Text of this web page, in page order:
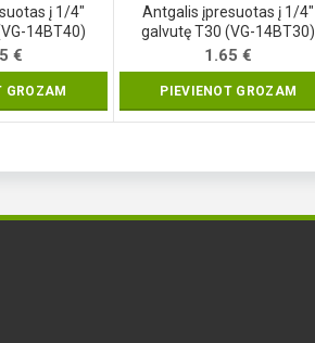
į 1/4″
14BT40)
€
GROZAM
Antgalis įpresuotas į 1/4″
galvutę T30 (VG-14BT30)
1.65€
PIEVIENOT GROZAM